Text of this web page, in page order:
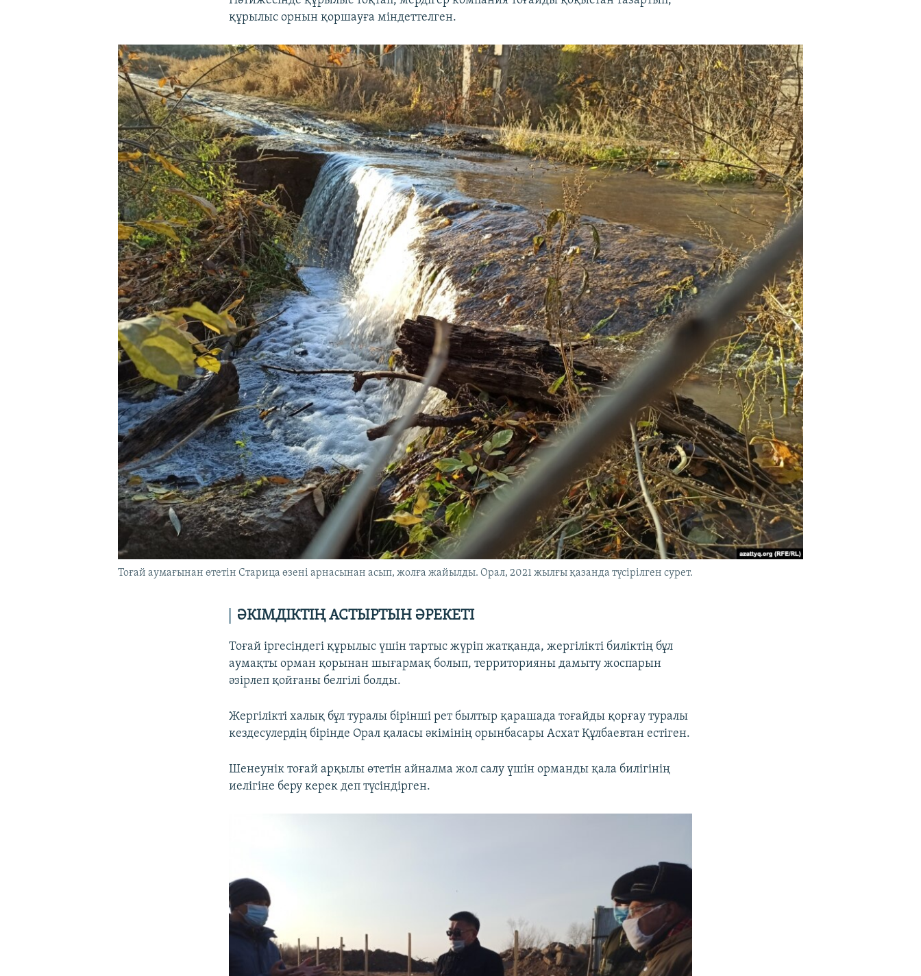
құрылыс орнын қоршауға міндеттелген.
Тоғай аумағынан өтетін Старица өзені арнасынан асып, жолға жайылды. Орал, 2021 жылғы қазанда түсірілген сурет.
ӘКІМДІКТІҢ АСТЫРТЫН ӘРЕКЕТІ
Тоғай іргесіндегі құрылыс үшін тартыс жүріп жатқанда, жергілікті биліктің бұл
аумақты орман қорынан шығармақ болып, территорияны дамыту жоспарын
әзірлеп қойғаны белгілі болды.
Жергілікті халық бұл туралы бірінші рет былтыр қарашада тоғайды қорғау туралы
кездесулердің бірінде Орал қаласы әкімінің орынбасары Асхат Құлбаевтан естіген.
Шенеунік тоғай арқылы өтетін айналма жол салу үшін орманды қала билігінің
иелігіне беру керек деп түсіндірген.